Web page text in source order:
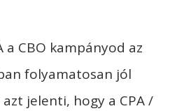
a CBO kampányod az
folyamatosan jól
azt jelenti, hogy a CPA /